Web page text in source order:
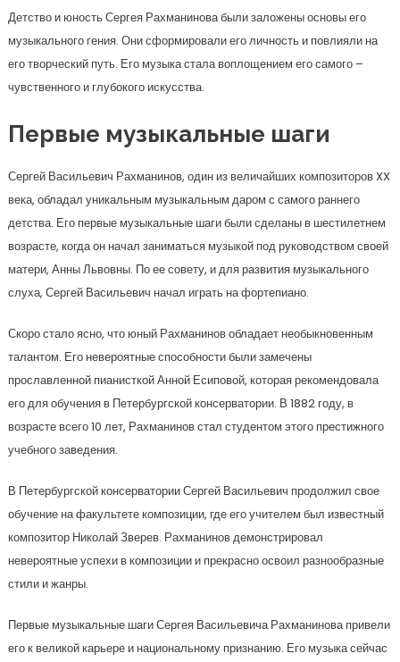
Детство и юность Сергея Рахманинова были заложены основы его
музыкального гения. Они сформировали его личность и повлияли на
его творческий путь. Его музыка стала воплощением его самого –
чувственного и глубокого искусства.
Первые музыкальные шаги
Сергей Васильевич Рахманинов, один из величайших композиторов XX
века, обладал уникальным музыкальным даром с самого раннего
детства. Его первые музыкальные шаги были сделаны в шестилетнем
возрасте, когда он начал заниматься музыкой под руководством своей
матери, Анны Львовны. По ее совету, и для развития музыкального
слуха, Сергей Васильевич начал играть на фортепиано.
Скоро стало ясно, что юный Рахманинов обладает необыкновенным
талантом. Его невероятные способности были замечены
прославленной пианисткой Анной Есиповой, которая рекомендовала
его для обучения в Петербургской консерватории. В 1882 году, в
возрасте всего 10 лет, Рахманинов стал студентом этого престижного
учебного заведения.
В Петербургской консерватории Сергей Васильевич продолжил свое
обучение на факультете композиции, где его учителем был известный
композитор Николай Зверев. Рахманинов демонстрировал
невероятные успехи в композиции и прекрасно освоил разнообразные
стили и жанры.
Первые музыкальные шаги Сергея Васильевича Рахманинова привели
его к великой карьере и национальному признанию. Его музыка сейчас